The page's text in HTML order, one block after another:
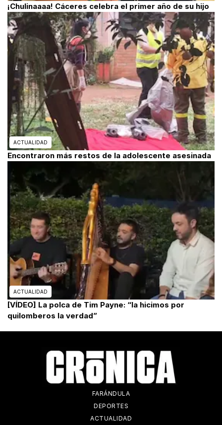
¡Chulinaaaa! Cáceres celebra el primer año de su hijo
ACTUALIDAD
Encontraron más restos de la adolescente asesinada
ACTUALIDAD
[VÍDEO] La polca de Tim Payne: “la hicimos por
quilomberos la verdad”
FARÁNDULA
DEPORTES
ACTUALIDAD